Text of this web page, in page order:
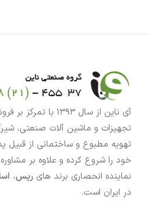
آی ناین از سال ۱۳۹۳
تجهیزات و ماشین آلات صنعتی،
تهویه مطبوع و ساختمانی از قبیل
خود را شروع کرده و علاوه بر
نماینده انحصاری برند های رپس،
در ایران است.